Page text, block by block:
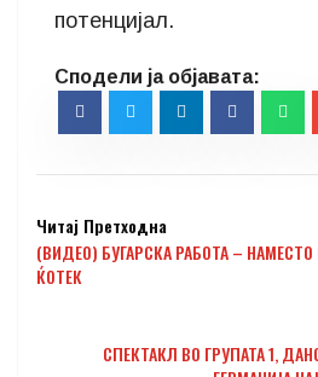
потенцијал.
Читај Претходна
(ВИДЕО) БУГАРСКА РАБОТА –
ЌОТЕК
СПЕКТАКЛ ВО ГРУПАТА 1,